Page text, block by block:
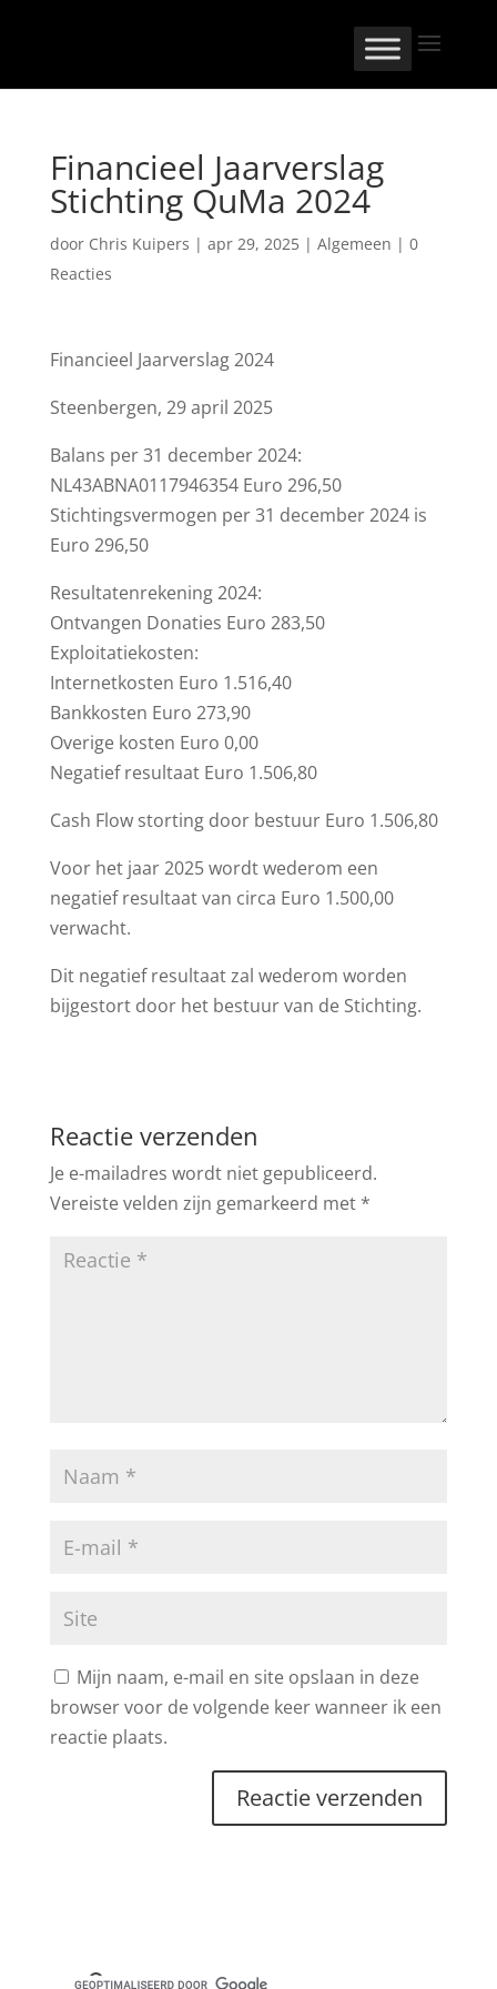
Financieel Jaarverslag
Stichting QuMa 2024
door Chris Kuipers | apr 29, 2025| Algemeen | 0
Reacties
Financieel Jaarverslag 2024
Steenbergen, 29 april 2025
Balans per 31 december 2024:
NL43ABNA0117946354 Euro 296,50
Stichtingsvermogen per 31 december 2024 is
Euro 296,50
Resultatenrekening 2024:
Ontvangen Donaties Euro 283,50
Exploitatiekosten:
Internetkosten Euro 1.516,40
Bankkosten Euro 273,90
Overige kosten Euro 0,00
Negatief resultaat Euro 1.506,80
Cash Flow storting door bestuur Euro 1.506,80
Voor het jaar 2025 wordt wederom een
negatief resultaat van circa Euro 1.500,00
verwacht.
Dit negatief resultaat zal wederom worden
bijgestort door het bestuur van de Stichting.
Reactie verzenden
Je e-mailadres wordt niet gepubliceerd.
Vereiste velden zijn gemarkeerd met *
Mijn naam, e-mail en site opslaan in deze
browser voor de volgende keer wanneer ik een
reactie plaats.